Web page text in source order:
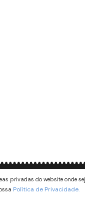
privadas do website onde
Política de Privacidade.